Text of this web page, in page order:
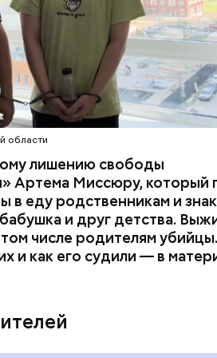
с зеркалом: какие праздники
отмечают в России и мире 3
августа
области
лишению свободы
Артема Миссюру, который
в еду родственникам и
и друг детства.
числе родителям
и как его судили — в